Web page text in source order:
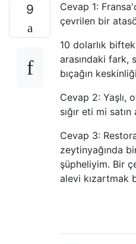
9
Cevap 1:
çevrilen bir
10 dolarlık
arasındaki fark,
bıçağın
Cevap 2: Yaşlı,
sığır eti mi
Cevap 3:
zeytinyağında
şüpheliyim. Bir
alevi kızartmak